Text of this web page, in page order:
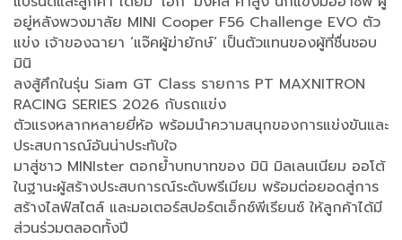
อยู่หลังพวงมาลัย MINI Cooper F56 Challenge EVO ตัว
แข่ง เจ้าของฉายา ‘แจ๊คผู้ฆ่ายักษ์’ เป็นตัวแทนของผู้ที่ชื่นชอบ
มินิ
ลงสู้ศึกในรุ่น Siam GT Class รายการ PT MAXNITRON
RACING SERIES 2026 กับรถแข่ง
ตัวแรงหลากหลายยี่ห้อ พร้อมนำความสนุกของการแข่งขันและ
ประสบการณ์อันน่าประทับใจ
มาสู่ชาว MINIster ตอกย้ำบทบาทของ มินิ มิลเลนเนียม ออโต้
ในฐานะผู้สร้างประสบการณ์ระดับพรีเมียม พร้อมต่อยอดสู่การ
สร้างไลฟ์สไตล์ และมอเตอร์สปอร์ตเอ็กซ์พีเรียนซ์ ให้ลูกค้าได้มี
ส่วนร่วมตลอดทั้งปี